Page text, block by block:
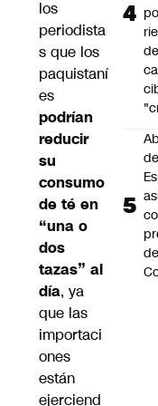
los
periodista
s que los
paquistaní
es
podrían
reducir
su
consumo
de té en
“una o
dos
tazas” al
día, ya
que las
importaci
ones
están
ejerciend
de
de